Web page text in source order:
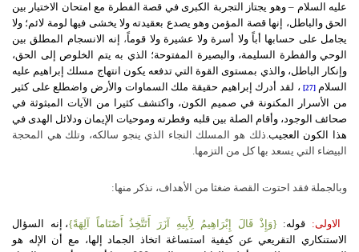
عليه السلام – وهو يجتاز التجربة الكبرى في قصة الفطرة مع امتحان الاختيار بين
الحق والباطل، إنها قصة المؤمن وهو يصدع بعقيدته ولا يخشى فيها لومة لائم؛ ولا
يجامل على حسابها أباً ولا أسرة ولا عشيرة ولا قوماً، إنه الانسجام المطلق بين
الوحي والفطرة السليمة، والبصيرة المفتوحة؛ الذي به يتم الخلوص إلى الحق،
وإنكار الباطل، والذي بمستوى القوة التي تدفعه يكون انتهاج مسلك إبراهيم عليه
السلام [27] ، لقد أدرك إبراهيم حقيقة ملك السماوات والأرض واضطلع على كثير
من الأسرار المكنونة في صميم الكون، واكتشف كثيرا من الآيات المبثوثة في
صحائف الوجود، وأقام الصلة بين قلبه وفطرته وموحيات الإيمان ودلائل الهدى في
هذا الكون العجيب.ذلك هو المسلك النجاء الذي ينجو سالكه، وتلك هي المحجة
البيضاء التي يسعد بها كل من التزمها.
وبالجملة فقد احتوت القصة ضغثا من الأهداف، نذكر منها:
الاولى: قوله: {وَإِذْ قَالَ إِبْرَاهِيمُ لِأَبِيهِ آزَرَ أَتَتَّخِذُ أَصْنَاماً آلِهَةً}، إنه السؤال
الاستنكاري التقريعي عن كيفية استساغة اتخاذ الجماد إلها، مع أن الإله هو